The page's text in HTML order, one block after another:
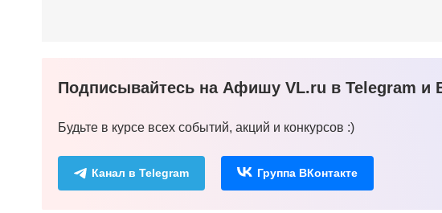
Подписывайтесь на Афишу VL.ru в Telegram и
Будьте в курсе всех событий, акций и конкурсов :)
Канал в Telegram Группа ВКонтакте